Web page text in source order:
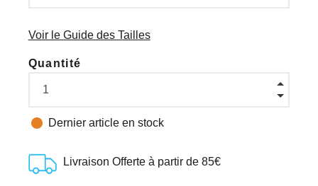
Voir le Guide des Tailles
Quantité
 Dernier article en stock
Livraison Offerte à partir de 85€